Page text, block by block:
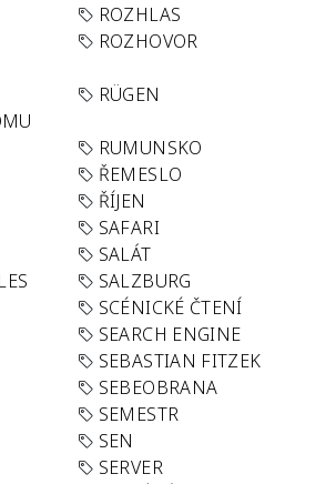
ROZHLAS
ROZHOVOR
RÜGEN
RUMUNSKO
ŘEMESLO
ŘÍJEN
SAFARI
SALÁT
SALZBURG
SCÉNICKÉ ČTENÍ
SEARCH ENGINE
SEBASTIAN FITZEK
SEBEOBRANA
SEMESTR
SEN
SERVER